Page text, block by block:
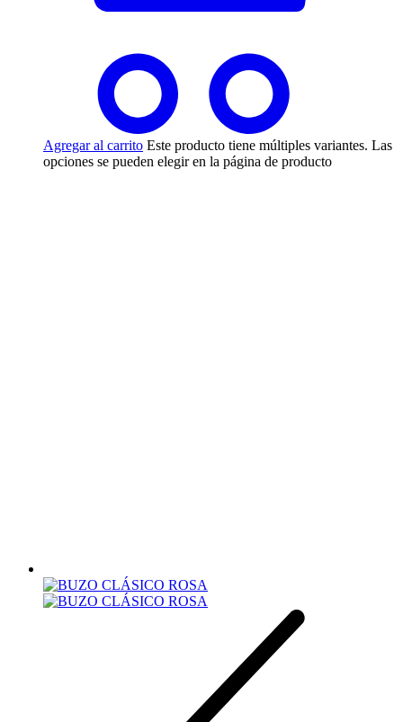
Agregar al carrito Este producto tiene múltiples variantes. Las
opciones se pueden elegir en la página de producto